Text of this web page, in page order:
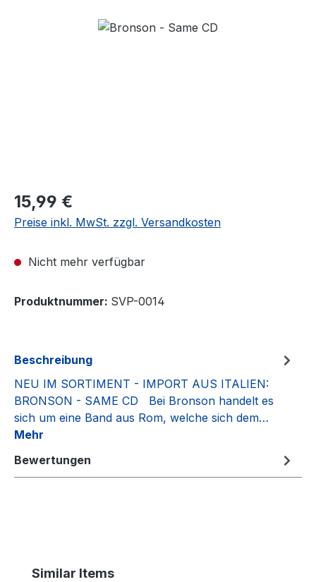
Regulärer Preis:
15,99 €
Preise inkl. MwSt. zzgl. Versandkosten
Nicht mehr verfügbar
Produktnummer: SVP-0014
Beschreibung
NEU IM SORTIMENT - IMPORT AUS ITALIEN:
BRONSON - SAME CD Bei Bronson handelt es
sich um eine Band aus Rom, welche sich dem…
Mehr
Bewertungen
Produktgalerie überspringen
Similar Items